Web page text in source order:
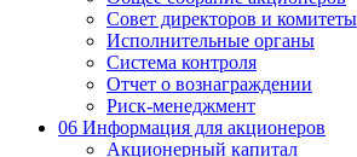
Совет директоров и комитеты
Исполнительные органы
Система контроля
Отчет о вознаграждении
Риск-менеджмент
06 Информация для акционеров
Акционерный капитал